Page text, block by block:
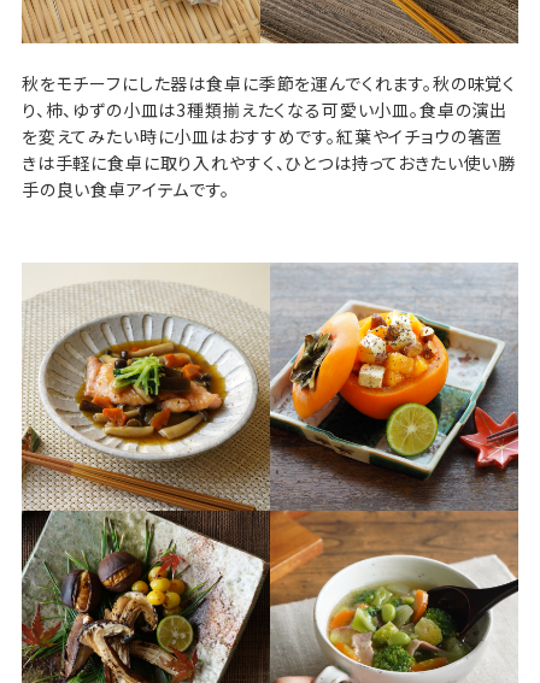
秋をモチーフにした器は食卓に季節を運んでくれます。秋の味覚く
り、柿、ゆずの小皿は3種類揃えたくなる可愛い小皿。食卓の演出
を変えてみたい時に小皿はおすすめです。紅葉やイチョウの箸置
きは手軽に食卓に取り入れやすく、ひとつは持っておきたい使い勝
手の良い食卓アイテムです。